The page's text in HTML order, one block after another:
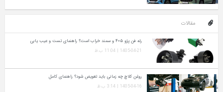
مقالات
رله فن پژو ۴۰۵ و سمند خراب است؟ راهنمای تست و عیب‌ یابی
1405-04-21 | 11:04 ب.ظ
روغن کلاچ چه زمانی باید تعویض شود؟ راهنمای کامل
1405-04-16 | 3:14 ب.ظ